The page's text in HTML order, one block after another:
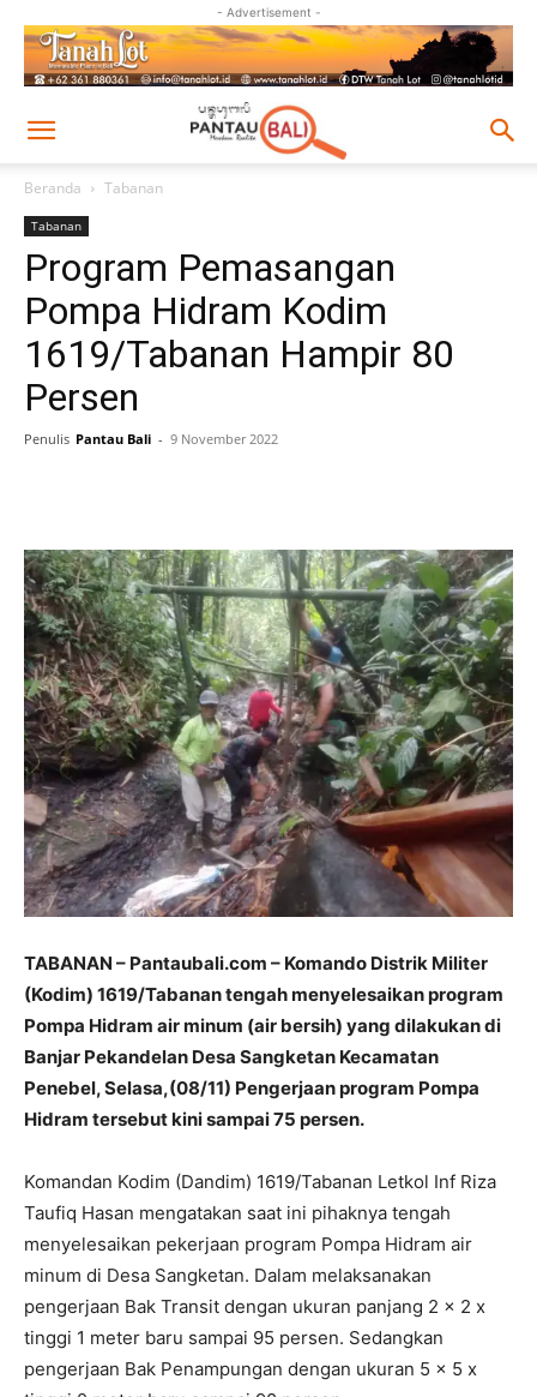
- Advertisement -
Beranda Tabanan
Tabanan
Program Pemasangan
Pompa Hidram Kodim
1619/Tabanan Hampir 80
Persen
Penulis Pantau Bali - 9 November 2022
TABANAN – Pantaubali.com – Komando Distrik Militer
(Kodim) 1619/Tabanan tengah menyelesaikan program
Pompa Hidram air minum (air bersih) yang dilakukan di
Banjar Pekandelan Desa Sangketan Kecamatan
Penebel, Selasa,(08/11) Pengerjaan program Pompa
Hidram tersebut kini sampai 75 persen.
Komandan Kodim (Dandim) 1619/Tabanan Letkol Inf Riza
Taufiq Hasan mengatakan saat ini pihaknya tengah
menyelesaikan pekerjaan program Pompa Hidram air
minum di Desa Sangketan. Dalam melaksanakan
pengerjaan Bak Transit dengan ukuran panjang 2 x 2 x
tinggi 1 meter baru sampai 95 persen. Sedangkan
pengerjaan Bak Penampungan dengan ukuran 5 x 5 x